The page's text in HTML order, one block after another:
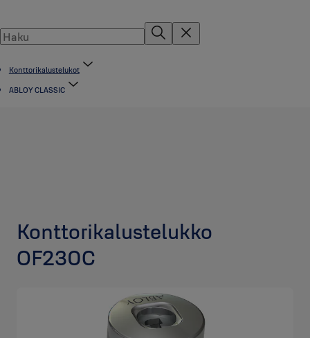
Konttorikalustelukot
ABLOY CLASSIC
Konttorikalustelukko
OF230C